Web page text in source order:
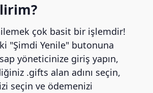
çok basit bir işlemdir!
"Şimdi Yenile" butonuna
yöneticinize giriş yapın,
.gifts alan adını seçin,
seçin ve ödemenizi